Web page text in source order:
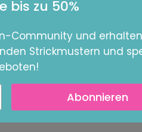
bis zu 50%
Community und
Strickmustern und
Abonnieren